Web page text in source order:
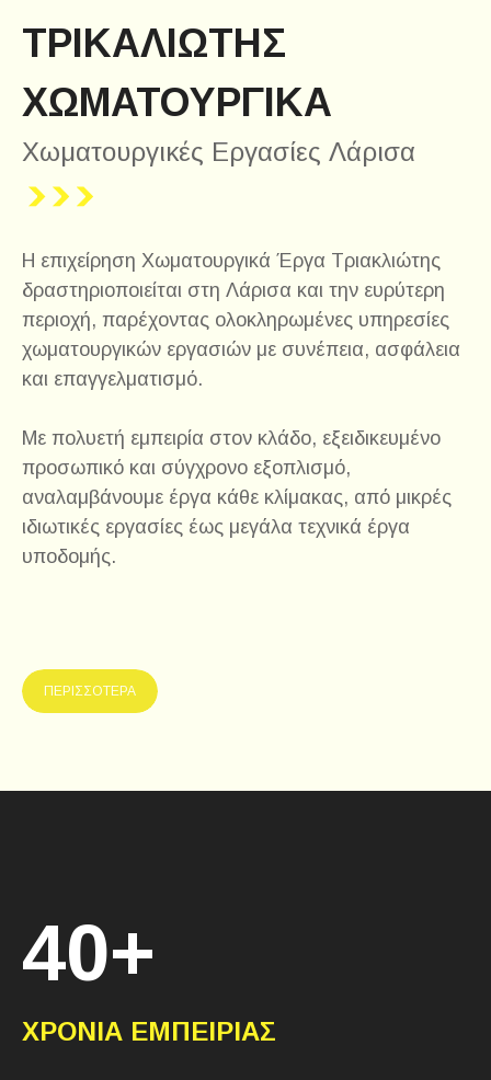
ΤΡΙΚΑΛΙΩΤΗΣ
ΧΩΜΑΤΟΥΡΓΙΚΑ
Χωματουργικές Εργασίες Λάρισα
Η επιχείρηση Χωματουργικά Έργα Τριακλιώτης
δραστηριοποιείται στη Λάρισα και την ευρύτερη
περιοχή, παρέχοντας ολοκληρωμένες υπηρεσίες
χωματουργικών εργασιών με συνέπεια, ασφάλεια
και επαγγελματισμό.
Με πολυετή εμπειρία στον κλάδο, εξειδικευμένο
προσωπικό και σύγχρονο εξοπλισμό,
αναλαμβάνουμε έργα κάθε κλίμακας, από μικρές
ιδιωτικές εργασίες έως μεγάλα τεχνικά έργα
υποδομής.
ΠΕΡΙΣΣΟΤΕΡΑ
40+
ΧΡΟΝΙΑ ΕΜΠΕΙΡΙΑΣ